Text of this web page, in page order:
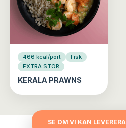
466 kcal/port
Fisk
EXTRA STOR
KERALA PRAWNS
SE OM VI KAN